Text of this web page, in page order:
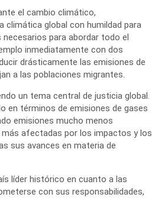
el cambio climático,
climática global con humildad para
para abordar todo el
inmediatamente con dos
drásticamente las emisiones de
a las poblaciones migrantes.
un tema central de justicia global.
en términos de emisiones de gases
emisiones mucho menos
afectadas por los impactos y los
sus avances en materia de
líder histórico en cuanto a las
con sus responsabilidades,